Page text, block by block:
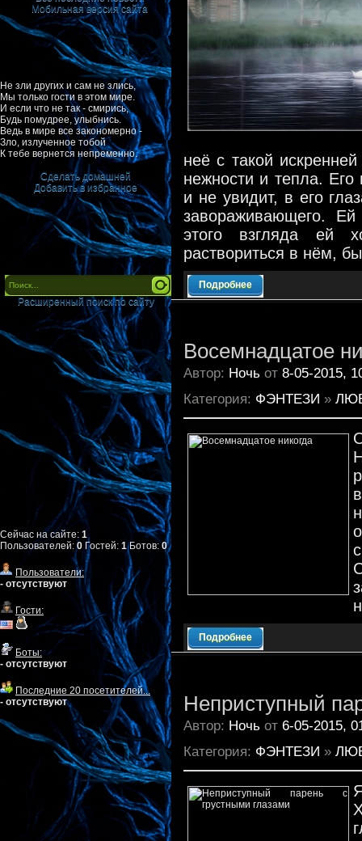
Мобильная версия сайта
Не зли других и сам не злись,
Мы только гости в этом мире.
И если что не так - смирись,
Будь помудрее, улыбнись.
Ведь в мире все закономерно -
Зло, излученное тобой
К тебе вернется непременно.
Сделать домашней
|
Добавить в избранное
Расширенный поиск по сайту
Сейчас на сайте: 1
Пользователей:0 Гостей: 1Ботов:0
Пользователи:
- отсутствуют
Гости:
Боты:
- отсутствуют
Последние 20 посетителей...
- отсутствуют
неё с такой
нежности и тепла. Его
и не увидит, в его
завораживающего.
этого взгляда ей
раствориться в нём,
Подробнее
Восемнадцатое
Автор: Ночь от 8-05-2015,
Категория: ФЭНТЕЗИ »
Подробнее
Неприступный
Автор: Ночь от 6-05-2015,
Категория: ФЭНТЕЗИ »